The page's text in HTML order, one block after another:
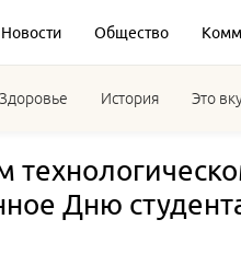
Новости Общество
Здоровье История Это
Дню